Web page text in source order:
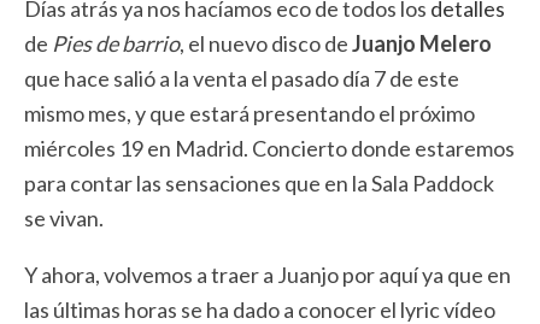
Días atrás ya nos hacíamos eco de todos los detalles
de Pies de barrio, el nuevo disco deJuanjo Melero
que hace salió a la venta el pasado día 7 de este
mismo mes, y que estará presentando el próximo
miércoles 19 en Madrid. Concierto donde estaremos
para contar las sensaciones que en la Sala Paddock
se vivan.
Y ahora, volvemos a traer a Juanjo por aquí ya que en
las últimas horas se ha dado a conocer el lyric vídeo